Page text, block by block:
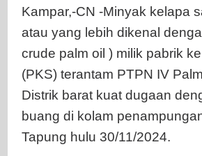
Kampar,-CN -Minyak kelapa
atau yang lebih dikenal
crude palm oil ) milik pabrik
(PKS) terantam PTPN IV
Distrik barat kuat dugaan
buang di kolam
Tapung hulu 30/11/2024.